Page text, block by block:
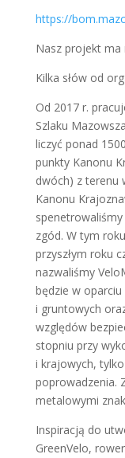
https://
Nasz projekt ma
Kilka słów od
Od 2017 r.
Szlaku
liczyć ponad
punkty Kanonu
dwóch) z terenu
Kanonu
zgód. W tym
przyszłym roku
nazwaliśmy
będzie w
i gruntowych
względów
stopniu przy
i krajowych,
poprowadzenia.
metalowymi
Inspiracją do
GreenVelo,